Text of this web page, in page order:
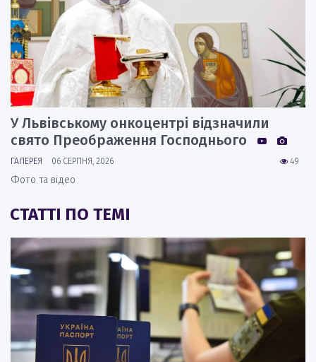
У Львівському онкоцентрі відзначили
свято Преображення Господнього
49
ГАЛЕРЕЯ 06 СЕРПНЯ, 2026
Фото та відео
СТАТТІ ПО ТЕМІ